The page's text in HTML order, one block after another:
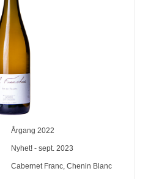
Årgang 2022
Nyhet! - sept. 2023
Cabernet Franc, Chenin Blanc